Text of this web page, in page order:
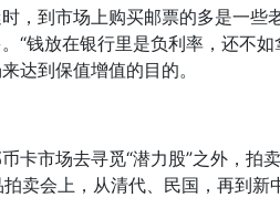
到市场上购买邮票的多是一些
“钱放在银行里是负利率，还不
达到保值增值的目的。
市场去寻觅“潜力股”之外，拍
卖会上，从清代、民国，再到